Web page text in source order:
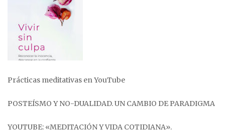
Prácticas meditativas en YouTube
POSTEÍSMO Y NO-DUALIDAD. UN CAMBIO DE PARADIGMA
YOUTUBE: «MEDITACIÓN Y VIDA COTIDIANA».